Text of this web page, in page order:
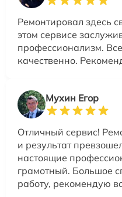
Ремонтировал здесь
этом сервисе
профессионализм.
качественно.
Мухин Егор
Отличный сервис!
и результат
настоящие
грамотный. Большое
работу, рекомендую